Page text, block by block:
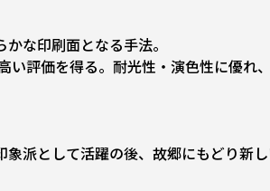
な印刷面となる手法。
い評価を得る。耐光性・演色性に優れ
派として活躍の後、故郷にもどり新